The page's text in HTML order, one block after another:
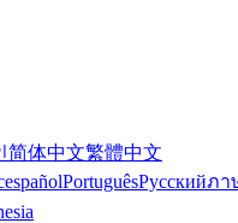
简体中文繁體中文
españolPortuguêsРусскийภา